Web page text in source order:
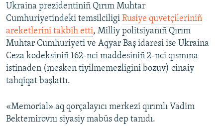
Ukraina prezidentiniñ Qırım Muhtar
Cumhuriyetindeki temsilciligi Rusiye quvetçileriniñ
areketlerini takbih etti, Milliy politsiyanıñ Qırım
Muhtar Cumhuriyeti ve Aqyar Baş idaresi ise Ukraina
Ceza kodeksiniñ 162-nci maddesiniñ 2-nci qısmına
istinaden (mesken tiyilmemezligini bozuv) cinaiy
tahqiqat başlattı.
«Memorial» aq qorçalayıcı merkezi qırımlı Vadim
Bektemirovnı siyasiy mabüs dep tanıdı.